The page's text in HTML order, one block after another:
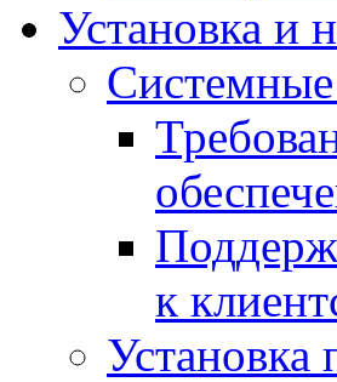
Установка и
к
Установка